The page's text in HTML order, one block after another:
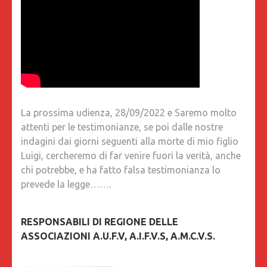
La prossima udienza, 28/09/2022 e Saremo molto
attenti per le testimonianze, se poi dalle nostre
indagini dai giorni seguenti alla morte di mio figlio
Luigi, cercheremo di far venire fuori la verità, anche
chi potrebbe, e ha fatto falsa testimonianza lo
prevede la legge…….
RESPONSABILI DI REGIONE DELLE
ASSOCIAZIONI A.U.F.V, A.I.F.V.S, A.M.C.V.S.